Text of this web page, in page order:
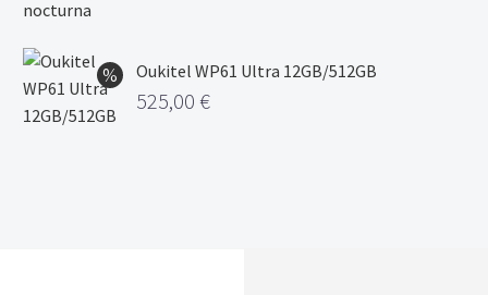
Oukitel WP61 Ultra 12GB/512GB
525,00 €